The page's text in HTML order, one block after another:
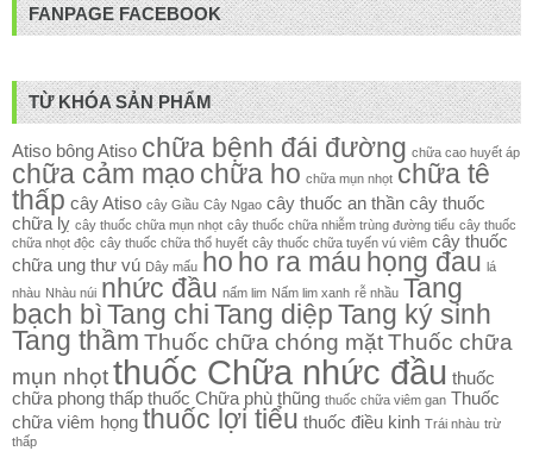
FANPAGE FACEBOOK
TỪ KHÓA SẢN PHẨM
Atiso bông Atiso chữa bệnh đái đường chữa cao huyết áp
chữa cảm mạo chữa ho chữa mụn nhọt chữa tê
thấp cây Atiso cây Giầu Cây Ngao cây thuốc an thần cây thuốc
chữa lỵ cây thuốc chữa mụn nhọt cây thuốc chữa nhiễm trùng đường tiểu cây thuốc
chữa nhọt độc cây thuốc chữa thổ huyết cây thuốc chữa tuyến vú viêm cây thuốc
chữa ung thư vú Dây mấu ho ho ra máu họng đau lá
nhàu Nhàu núi nhức đầu nấm lim Nấm lim xanh rễ nhầu Tang
bạch bì Tang chi Tang diệp Tang ký sinh
Tang thầm Thuốc chữa chóng mặtThuốc chữa
mụn nhọtthuốc Chữa nhức đầu thuốc
chữa phong thấp thuốc Chữa phù thũng thuốc chữa viêm gan Thuốc
chữa viêm họng thuốc lợi tiểu thuốc điều kinh Trái nhàu trừ
thấp